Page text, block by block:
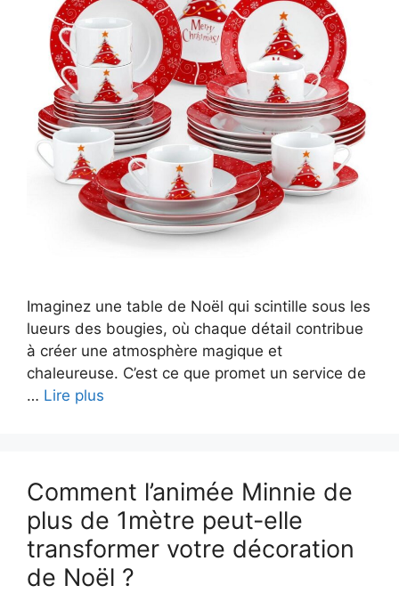
Imaginez une table de Noël qui scintille sous les
lueurs des bougies, où chaque détail contribue
à créer une atmosphère magique et
chaleureuse. C’est ce que promet un service de
… Lire plus
Comment l’animée Minnie de
plus de 1mètre peut-elle
transformer votre décoration
de Noël ?